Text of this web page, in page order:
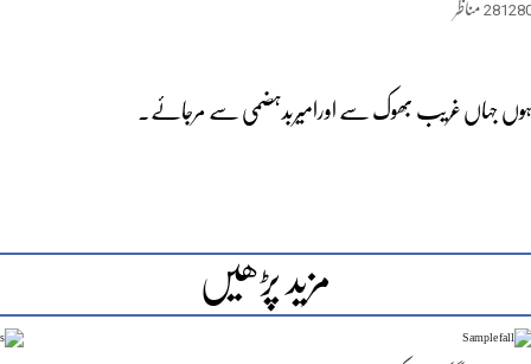
مناظر
ہوں جہاں غریب بھوک سے اورامیربدہضمی سے مرجائے۔
مزید پڑھیں